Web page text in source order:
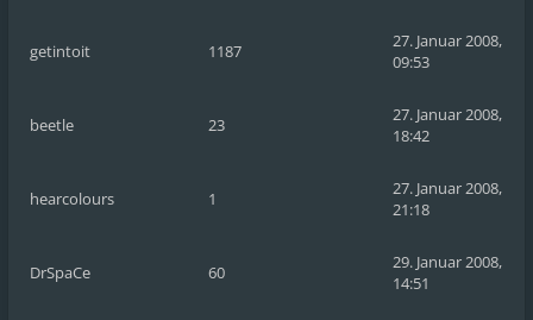
getintoit 1187
27. Januar 2008,
09:53
beetle 23
27. Januar 2008,
18:42
hearcolours 1
27. Januar 2008,
21:18
DrSpaCe 60
29. Januar 2008,
14:51